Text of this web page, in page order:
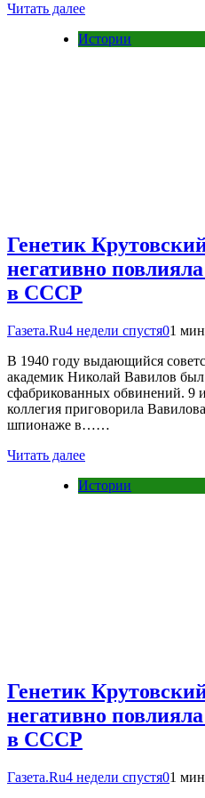
Читать далее
Истории
Генетик
негативно
в СССР
Газета.Ru4 недели спустя01
В 1940 году выдающийся
академик Николай Вавилов был
сфабрикованных обвинений. 9
коллегия приговорила
шпионаже в……
Читать далее
Истории
Генетик
негативно
в СССР
Газета.Ru4 недели спустя01